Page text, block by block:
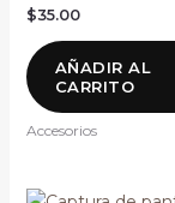
$35.00
AÑADIR AL
CARRITO
Accesorios
El
El